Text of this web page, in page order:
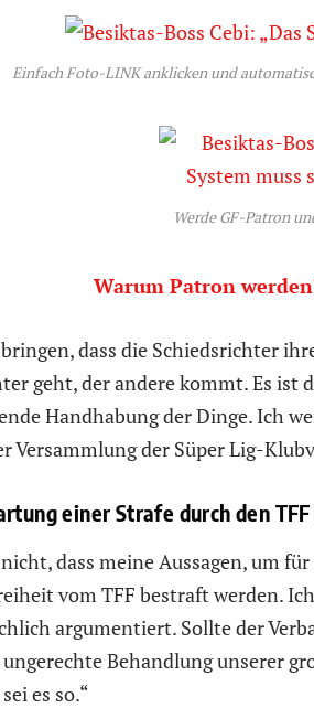
Einfach Foto-LINK anklicken und
Werde GF-Patron
Warum Patron
dass die Schiedsrichter
geht, der andere kommt. Es ist
Handhabung der Dinge. Ich
Versammlung der Süper Lig-
einer Strafe durch den
dass meine Aussagen, um
vom TFF bestraft werden.
argumentiert. Sollte der
Behandlung unserer
es so.“